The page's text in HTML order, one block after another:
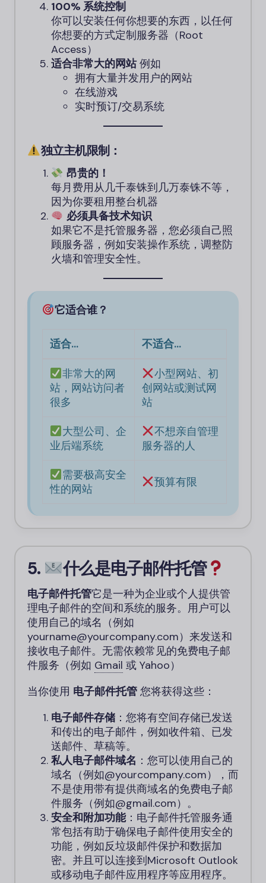
100% 系统控制
你可以安装任何你想要的东西，以任何
你想要的方式定制服务器（Root
Access）
适合非常大的网站例如
拥有大量并发用户的网站
在线游戏
实时预订/交易系统
独立主机限制：
昂贵的！
每月费用从几千泰铢到几万泰铢不等，
因为你要租用整台机器
必须具备技术知识
如果它不是托管服务器，您必须自己照
顾服务器，例如安装操作系统，调整防
火墙和管理安全性。
它适合谁？
适合… 不适合…
非常大的网
站，网站访问者
很多
小型网站、初
创网站或测试网
站
大型公司、企
业后端系统
不想亲自管理
服务器的人
需要极高安全
性的网站
预算有限
5. 什么是电子邮件托管
电子邮件托管它是一种为企业或个人提供管
理电子邮件的空间和系统的服务。用户可以
使用自己的域名（例如
yourname@yourcompany.com）来发送和
接收电子邮件。无需依赖常见的免费电子邮
件服务（例如 Gmail 或 Yahoo）
当你使用 电子邮件托管 您将获得这些：
电子邮件存储 ：您将有空间存储已发送
和传出的电子邮件，例如收件箱、已发
送邮件、草稿等。
私人电子邮件域名 ：您可以使用自己的
域名（例如@yourcompany.com），而
不是使用带有提供商域名的免费电子邮
件服务（例如@gmail.com）。
安全和附加功能：电子邮件托管服务通
常包括有助于确保电子邮件使用安全的
功能，例如反垃圾邮件保护和数据加
密。并且可以连接到Microsoft Outlook
或移动电子邮件应用程序等应用程序。